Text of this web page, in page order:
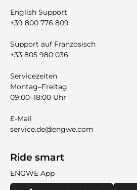
English Support
+39 800 776 809
Support auf Französisch
+33 805 980 036
Servicezeiten
Montag–Freitag
09:00–18:00 Uhr
E-Mail
service.de@engwe.com
Ride smart
ENGWE App